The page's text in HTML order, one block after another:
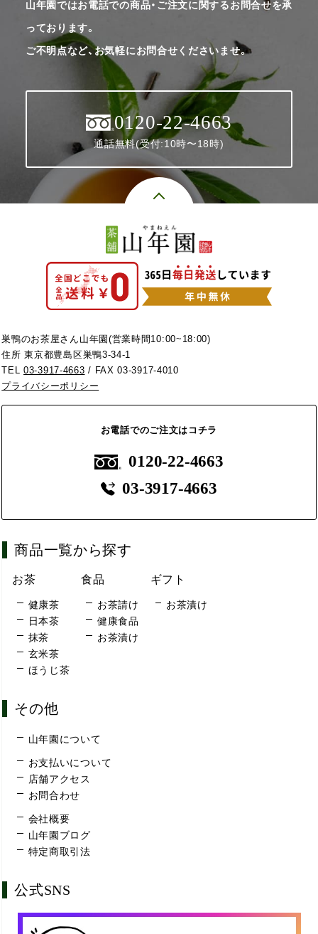
山年園ではお電話での商品・ご注文に関するお問合せを承
っております。
ご不明点など、お気軽にお問合せくださいませ。
0120-22-4663
通話無料(受付:10時〜18時)
巣鴨のお茶屋さん山年園(営業時間10:00~18:00)
住所 東京都豊島区巣鴨3-34-1
TEL03-3917-4663 / FAX 03-3917-4010
プライバシーポリシー
お電話でのご注文はコチラ
0120-22-4663
03-3917-4663
商品一覧から探す
お茶
健康茶
日本茶
抹茶
玄米茶
ほうじ茶
食品
お茶請け
健康食品
お茶漬け
ギフト
お茶漬け
その他
山年園について
お支払いについて
店舗アクセス
お問合わせ
会社概要
山年園ブログ
特定商取引法
公式SNS